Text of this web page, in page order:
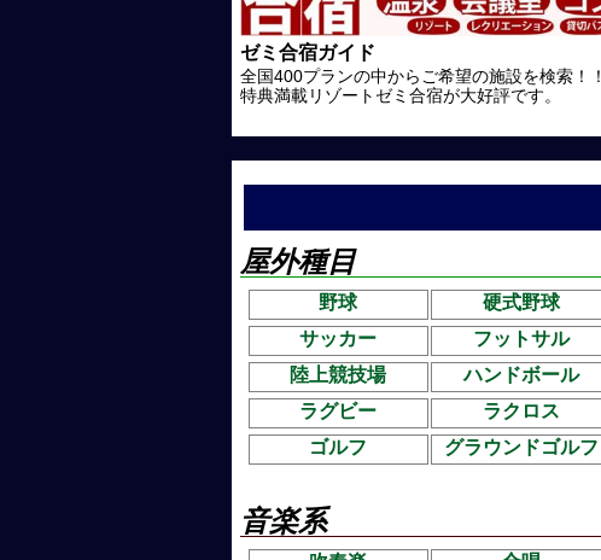
ゼミ合宿ガイド
全国400プランの中からご希望の施設を検索！！
特典満載リゾートゼミ合宿が大好評です。
屋外種目
野球 硬式野球
サッカー
フットサル
陸上競技場
ハンドボール
ラグビー
ラクロス
ゴルフ
グラウンドゴルフ
音楽系